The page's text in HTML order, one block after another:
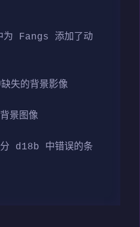
Fangs 添加了动
失的背景影像
景图像
分 d18b 中错误的条